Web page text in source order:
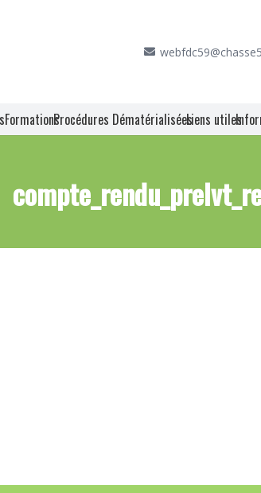
FormationsProcédures DématérialiséesLiens utiles